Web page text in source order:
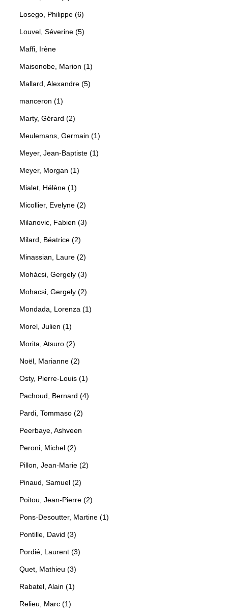
Losego, Philippe (6)
Louvel, Séverine (5)
Maffi, Irène
Maisonobe, Marion (1)
Mallard, Alexandre (5)
manceron (1)
Marty, Gérard (2)
Meulemans, Germain (1)
Meyer, Jean-Baptiste (1)
Meyer, Morgan (1)
Mialet, Hélène (1)
Micollier, Evelyne (2)
Milanovic, Fabien (3)
Milard, Béatrice (2)
Minassian, Laure (2)
Mohácsi, Gergely (3)
Mohacsi, Gergely (2)
Mondada, Lorenza (1)
Morel, Julien (1)
Morita, Atsuro (2)
Noël, Marianne (2)
Osty, Pierre-Louis (1)
Pachoud, Bernard (4)
Pardi, Tommaso (2)
Peerbaye, Ashveen
Peroni, Michel (2)
Pillon, Jean-Marie (2)
Pinaud, Samuel (2)
Poitou, Jean-Pierre (2)
Pons-Desoutter, Martine (1)
Pontille, David (3)
Pordié, Laurent (3)
Quet, Mathieu (3)
Rabatel, Alain (1)
Relieu, Marc (1)